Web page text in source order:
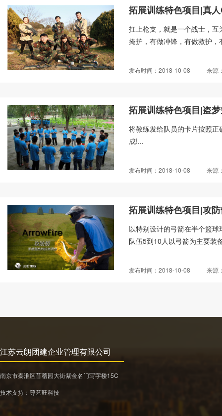
拓展训练特色项目|真
扛上枪支，就是一个战士，
掩护，有做冲锋，有做救护
发布时间：2018-10-08 来源
拓展训练特色项目|盗
将教练发给队员的卡片按照
成!...
发布时间：2018-10-08 来源
拓展训练特色项目|攻
以特别设计的弓箭在半个篮
队伍5到10人以弓箭为主要装
发布时间：2018-10-08 来源
江苏云朗团建企业管理有限公司
南京市秦淮区苜蓿园大街紫金名门写字楼15C
技术支持： 尊艺旺科技